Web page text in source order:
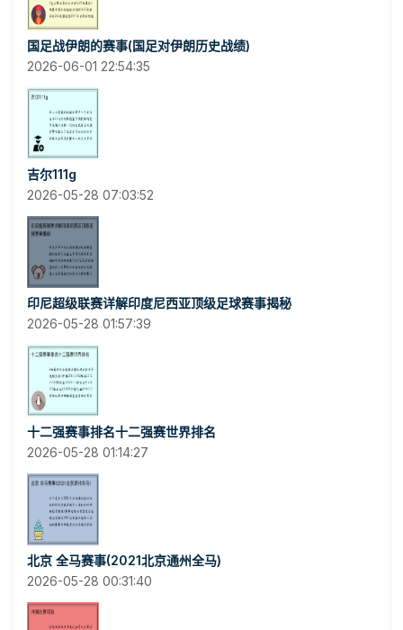
国足战伊朗的赛事(国足对伊朗历史战绩)
2026-06-01 22:54:35
吉尔111g
2026-05-28 07:03:52
印尼超级联赛详解印度尼西亚顶级足球赛事揭秘
2026-05-28 01:57:39
十二强赛事排名十二强赛世界排名
2026-05-28 01:14:27
北京 全马赛事(2021北京通州全马)
2026-05-28 00:31:40